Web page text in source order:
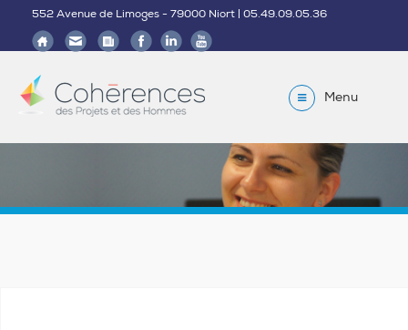
552 Avenue de Limoges - 79000 Niort | 05.49.09.05.36
Menu